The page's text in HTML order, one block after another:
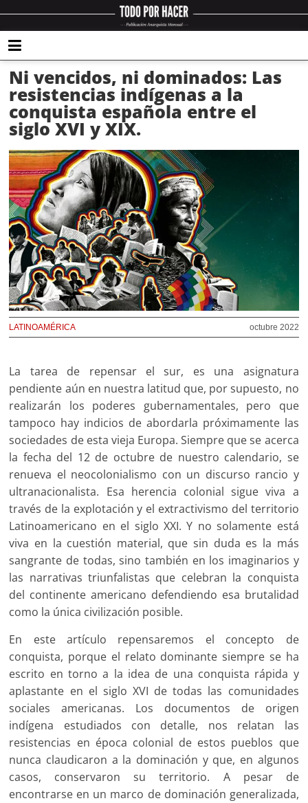
Ni vencidos, ni dominados: Las
resistencias indígenas a la
conquista española entre el
siglo XVI y XIX.
octubre 2022
LATINOAMÉRICA
La tarea de repensar el sur, es una asignatura
pendiente aún en nuestra latitud que, por supuesto, no
realizarán los poderes gubernamentales, pero que
tampoco hay indicios de abordarla próximamente las
sociedades de esta vieja Europa. Siempre que se acerca
la fecha del 12 de octubre de nuestro calendario, se
renueva el neocolonialismo con un discurso rancio y
ultranacionalista. Esa herencia colonial sigue viva a
través de la explotación y el extractivismo del territorio
Latinoamericano en el siglo XXI. Y no solamente está
viva en la cuestión material, que sin duda es la más
sangrante de todas, sino también en los imaginarios y
las narrativas triunfalistas que celebran la conquista
del continente americano defendiendo esa brutalidad
como la única civilización posible.
En este artículo repensaremos el concepto de
conquista, porque el relato dominante siempre se ha
escrito en torno a la idea de una conquista rápida y
aplastante en el siglo XVI de todas las comunidades
sociales americanas. Los documentos de origen
indígena estudiados con detalle, nos relatan las
resistencias en época colonial de estos pueblos que
nunca claudicaron a la dominación y que, en algunos
casos, conservaron su territorio. A pesar de
encontrarse en un marco de dominación generalizada,